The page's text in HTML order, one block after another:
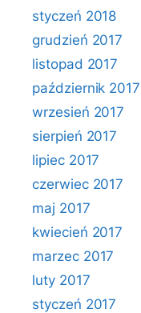
styczeń 2018
grudzień 2017
listopad 2017
październik 2017
wrzesień 2017
sierpień 2017
lipiec 2017
czerwiec 2017
maj 2017
kwiecień 2017
marzec 2017
luty 2017
styczeń 2017